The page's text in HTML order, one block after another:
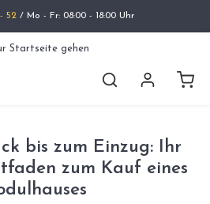
- 52 / Mo - Fr: 08:00 - 18:00 Uhr
bis zum Einzug: Ihr
zum Kauf eines